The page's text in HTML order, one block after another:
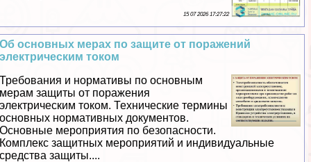
15 07 2026 17:27:22
Об основных мерах по защите от поражений
электрическим током
Требования и нормативы по основным
мерам защиты от поражения
электрическим током. Технические термины
основных нормативных документов.
Основные мероприятия по безопасности.
Комплекс защитных мероприятий и индивидуальные
средства защиты....